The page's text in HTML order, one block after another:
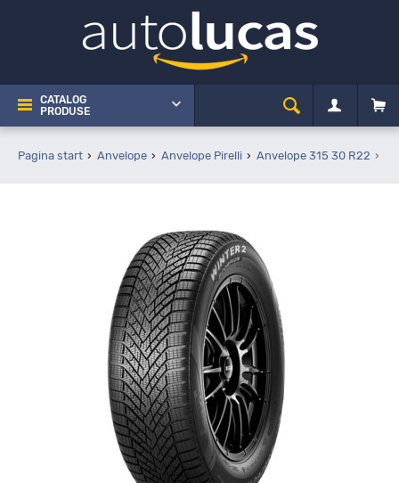
CATALOG
PRODUSE
Pagina start Anvelope Anvelope Pirelli Anvelope 315 30 R22